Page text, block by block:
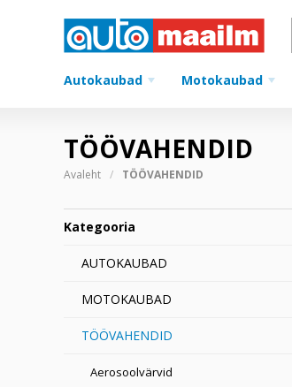
Autokaubad Motokaubad
TÖÖVAHENDID
Avaleht TÖÖVAHENDID